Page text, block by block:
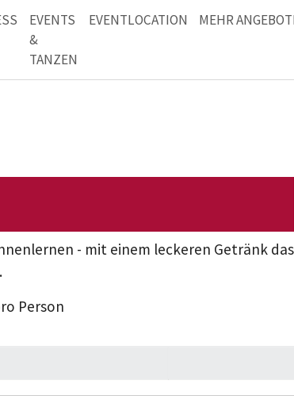
EVENTS
&
TANZEN
EVENTLOCATION MEHR
- mit einem leckeren Getränk das
Person